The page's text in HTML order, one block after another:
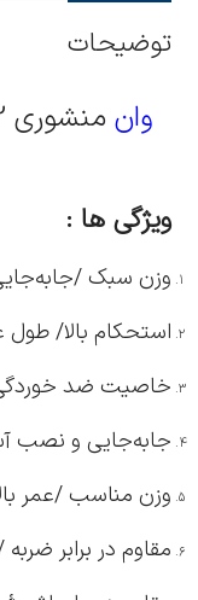
توضیحات
وان منشوری 32 لیتری
ویژگی ها :
وزن سبک /
استحکام بالا/ طول
خاصیت ضد
جابه‌جایی و نصب
وزن مناسب /عمر
مقاوم در برابر